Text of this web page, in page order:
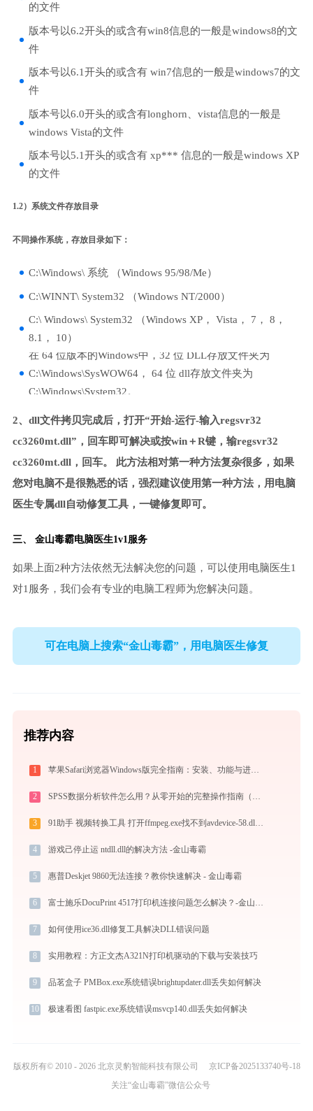
的文件
版本号以6.2开头的或含有win8信息的一般是windows8的文
件
版本号以6.1开头的或含有 win7信息的一般是windows7的文
件
版本号以6.0开头的或含有longhorn、vista信息的一般是
windows Vista的文件
版本号以5.1开头的或含有 xp*** 信息的一般是windows XP
的文件
1.2）系统文件存放目录
不同操作系统，存放目录如下：
C:\Windows\ 系统 （Windows 95/98/Me）
C:\WINNT\ System32 （Windows NT/2000）
C:\ Windows\ System32 （Windows XP， Vista， 7， 8，
8.1， 10）
在 64 位版本的Windows中，32 位 DLL存放文件夹为
C:\Windows\SysWOW64， 64 位 dll存放文件夹为
C:\Windows\System32。
2、dll文件拷贝完成后，打开“开始-运行-输入regsvr32
cc3260mt.dll”，回车即可解决或按win＋R键，输regsvr32
cc3260mt.dll，回车。 此方法相对第一种方法复杂很多，如果
您对电脑不是很熟悉的话，强烈建议使用第一种方法，用电脑
医生专属dll自动修复工具，一键修复即可。
三、 金山毒霸电脑医生1v1服务
如果上面2种方法依然无法解决您的问题，可以使用电脑医生1
对1服务，我们会有专业的电脑工程师为您解决问题。
可在电脑上搜索“金山毒霸”，用电脑医生修复
推荐内容
1 苹果Safari浏览器Windows版完全指南：安装、功能与进阶使用技巧全攻略（2026最新）
2 SPSS数据分析软件怎么用？从零开始的完整操作指南（附实战案例）
3 91助手 视频转换工具 打开ffmpeg.exe找不到avdevice-58.dll怎么办
4 游戏己停止运 ntdll.dll的解决方法 -金山毒霸
5 惠普Deskjet 9860无法连接？教你快速解决 - 金山毒霸
6 富士施乐DocuPrint 4517打印机连接问题怎么解决？-金山毒霸
7 如何使用ice36.dll修复工具解决DLL错误问题
8 实用教程：方正文杰A321N打印机驱动的下载与安装技巧
9 品茗盒子 PMBox.exe系统错误brightupdater.dll丢失如何解决
10 极速看图 fastpic.exe系统错误msvcp140.dll丢失如何解决
版权所有© 2010 - 2026 北京灵豹智能科技有限公司
京ICP备2025133740号-18
关注“金山毒霸”微信公众号